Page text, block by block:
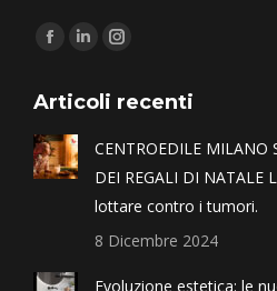
Find us on:
Articoli recenti
CENTROEDILE MILANO
DEI REGALI DI
lottare contro i tumori.
8 Dicembre 2024
Evoluzione estetica: le